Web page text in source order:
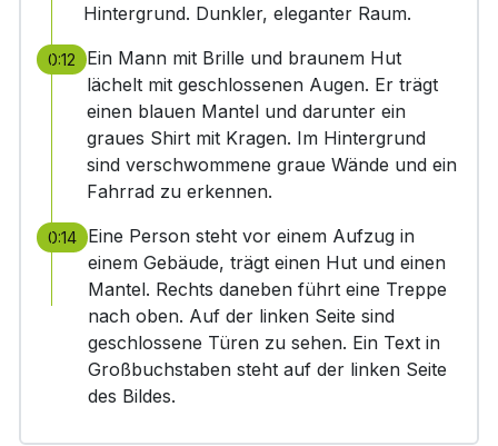
Hintergrund. Dunkler, eleganter Raum.
0:12
Ein Mann mit Brille und braunem Hut
lächelt mit geschlossenen Augen. Er trägt
einen blauen Mantel und darunter ein
graues Shirt mit Kragen. Im Hintergrund
sind verschwommene graue Wände und ein
Fahrrad zu erkennen.
0:14 Eine Person steht vor einem Aufzug in
einem Gebäude, trägt einen Hut und einen
Mantel. Rechts daneben führt eine Treppe
nach oben. Auf der linken Seite sind
geschlossene Türen zu sehen. Ein Text in
Großbuchstaben steht auf der linken Seite
des Bildes.